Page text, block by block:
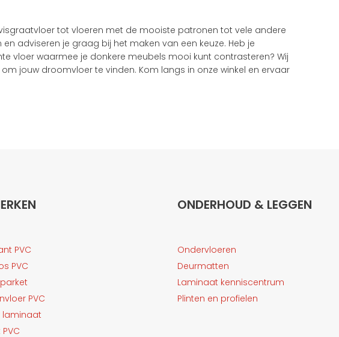
tot vloeren met de mooiste patronen tot vele andere
adviseren je graag bij het maken van een keuze. Heb je
vloer waarmee je donkere meubels mooi kunt contrasteren? Wij
jouw droomvloer te vinden. Kom langs in onze winkel en ervaar
PVC
PVC
PVC
laminaat
ONDERHOUD & LEGGEN
Ondervloeren
Deurmatten
Laminaat kenniscentrum
Plinten en profielen